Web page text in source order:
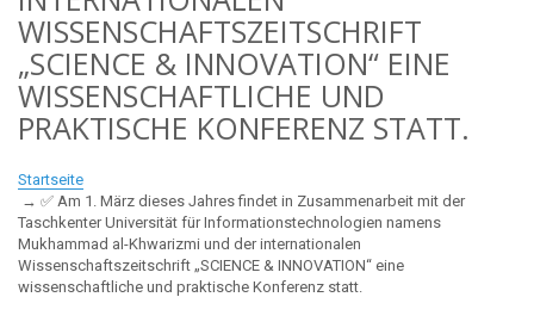
WISSENSCHAFTSZEITSCHRIFT
„SCIENCE & INNOVATION“ EINE
WISSENSCHAFTLICHE UND
PRAKTISCHE KONFERENZ STATT.
Startseite
✅ Am 1. März dieses Jahres findet in Zusammenarbeit mit der
Taschkenter Universität für Informationstechnologien namens
Mukhammad al-Khwarizmi und der internationalen
Wissenschaftszeitschrift „SCIENCE & INNOVATION“ eine
wissenschaftliche und praktische Konferenz statt.